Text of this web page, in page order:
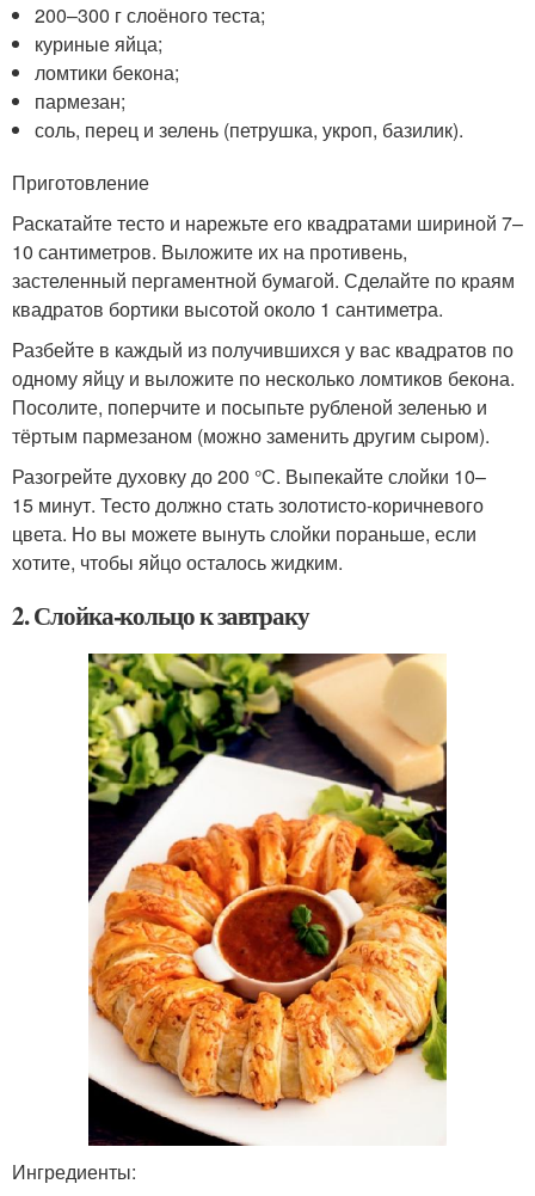
200–300 г слоёного теста;
куриные яйца;
ломтики бекона;
пармезан;
соль, перец и зелень (петрушка, укроп, базилик).
Приготовление
Раскатайте тесто и нарежьте его квадратами шириной 7–
10 сантиметров. Выложите их на противень,
застеленный пергаментной бумагой. Сделайте по краям
квадратов бортики высотой около 1 сантиметра.
Разбейте в каждый из получившихся у вас квадратов по
одному яйцу и выложите по несколько ломтиков бекона.
Посолите, поперчите и посыпьте рубленой зеленью и
тёртым пармезаном (можно заменить другим сыром).
Разогрейте духовку до 200 °С. Выпекайте слойки 10–
15 минут. Тесто должно стать золотисто-коричневого
цвета. Но вы можете вынуть слойки пораньше, если
хотите, чтобы яйцо осталось жидким.
2. Слойка-кольцо к завтраку
Ингредиенты: